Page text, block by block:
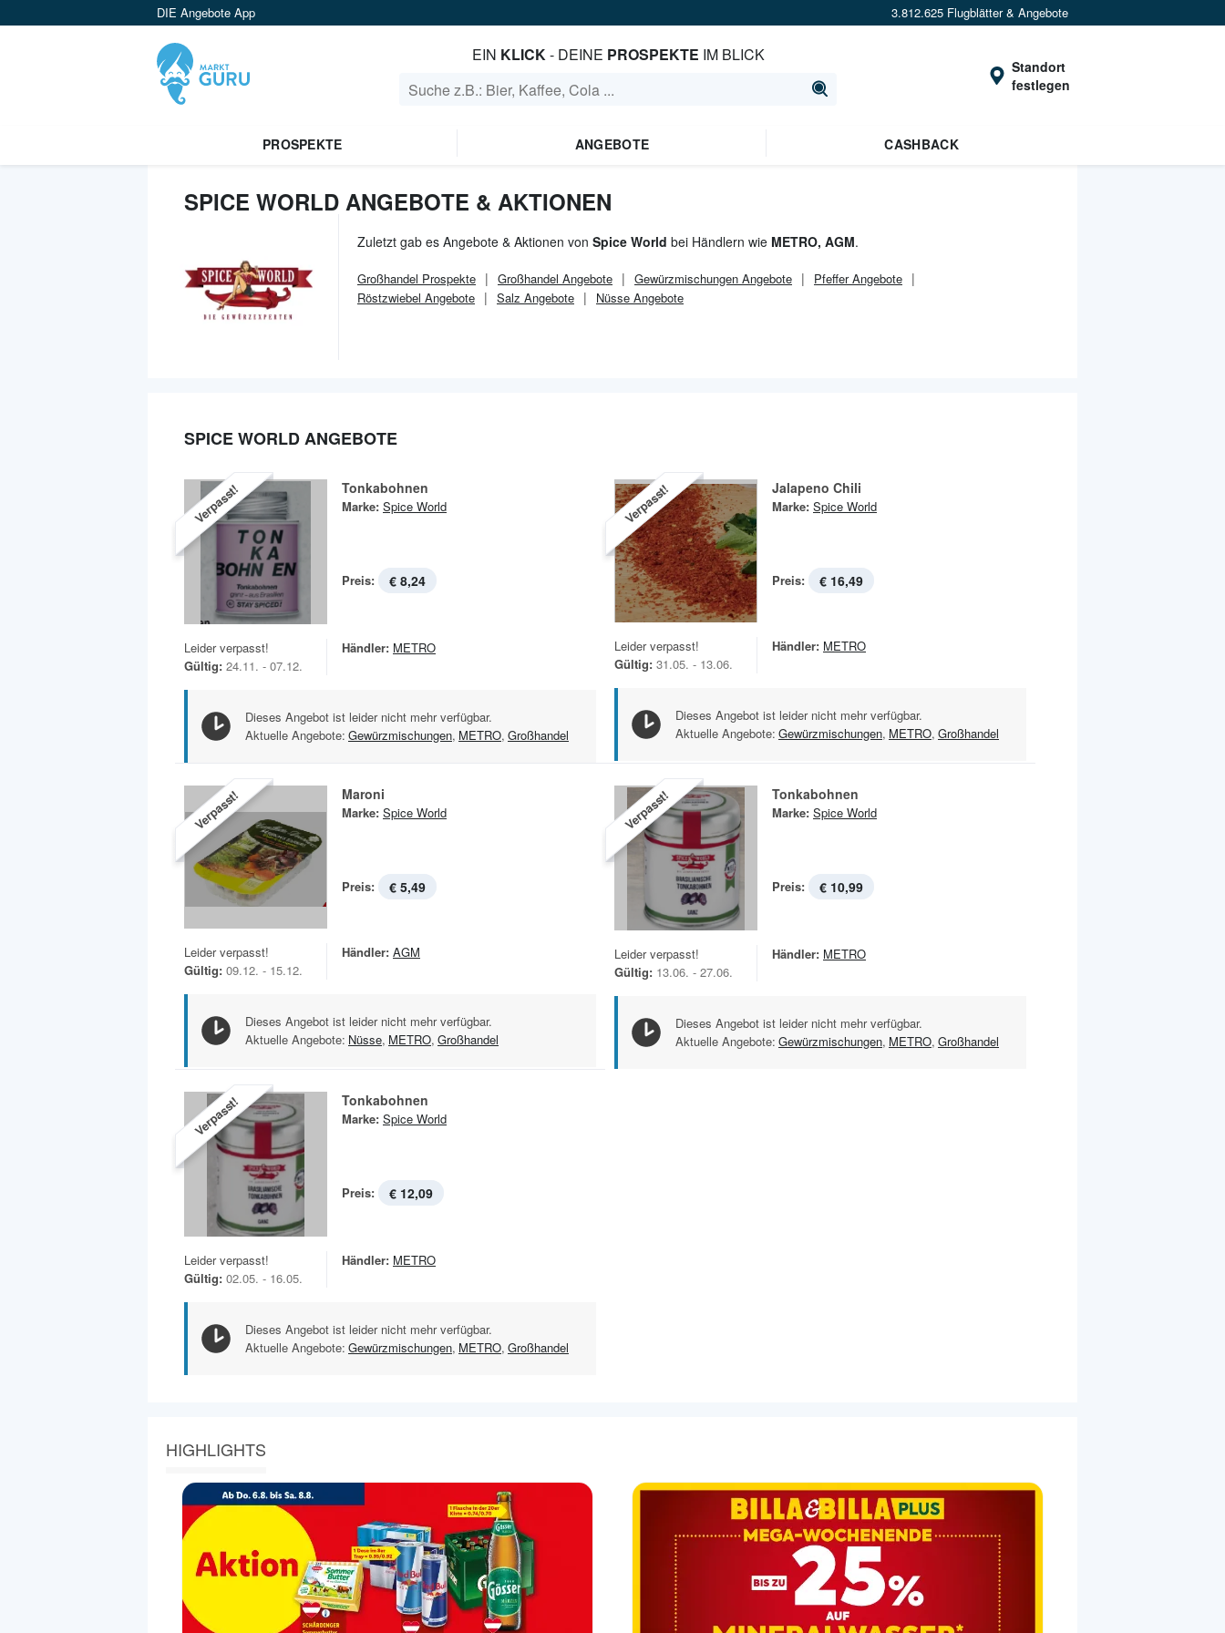
DIE Angebote App 3.812.625 Flugblätter & Angebote
EIN KLICK- DEINE PROSPEKTE IM BLICK
Standort
festlegen
PROSPEKTE ANGEBOTE CASHBACK
SPICE WORLD ANGEBOTE & AKTIONEN
Zuletzt gab es Angebote & Aktionen von Spice World bei Händlern wie METRO, AGM.
Großhandel Prospekte Großhandel Angebote Gewürzmischungen Angebote
Pfeffer Angebote
Röstzwiebel Angebote
Salz Angebote Nüsse Angebote
SPICE WORLD ANGEBOTE
Verpasst! Tonkabohnen
Marke: Spice World
Preis: € 8,24
Leider verpasst!
Gültig: 24.11. - 07.12.
Händler: METRO
Dieses Angebot ist leider nicht mehr verfügbar.
Aktuelle Angebote: Gewürzmischungen, METRO, Großhandel
Verpasst! Jalapeno Chili
Marke: Spice World
Preis: € 16,49
Leider verpasst!
Gültig: 31.05. - 13.06.
Händler: METRO
Dieses Angebot ist leider nicht mehr verfügbar.
Aktuelle Angebote: Gewürzmischungen, METRO, Großhandel
Verpasst! Maroni
Marke: Spice World
Preis: € 5,49
Leider verpasst!
Gültig: 09.12. - 15.12.
Händler: AGM
Dieses Angebot ist leider nicht mehr verfügbar.
Aktuelle Angebote: Nüsse, METRO, Großhandel
Verpasst! Tonkabohnen
Marke: Spice World
Preis: € 10,99
Leider verpasst!
Gültig: 13.06. - 27.06.
Händler: METRO
Dieses Angebot ist leider nicht mehr verfügbar.
Aktuelle Angebote: Gewürzmischungen, METRO, Großhandel
Verpasst! Tonkabohnen
Marke: Spice World
Preis: € 12,09
Leider verpasst!
Gültig: 02.05. - 16.05.
Händler: METRO
Dieses Angebot ist leider nicht mehr verfügbar.
Aktuelle Angebote: Gewürzmischungen, METRO, Großhandel
HIGHLIGHTS